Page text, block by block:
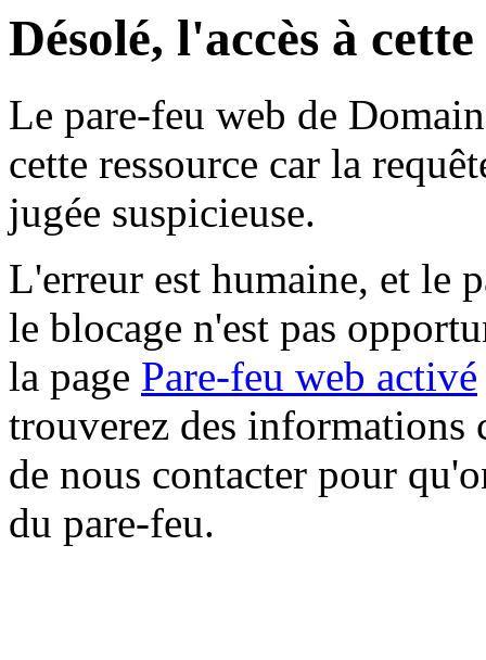
Désolé, l'accès à
Le pare-feu web de
cette ressource car la
jugée suspicieuse.
L'erreur est humaine, et le
le blocage n'est pas
la page Pare-feu web activé
trouverez des informations
de nous contacter pour
du pare-feu.